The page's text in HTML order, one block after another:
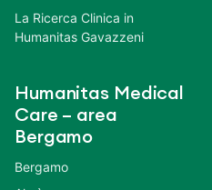
La Ricerca Clinica in
Humanitas Gavazzeni
Humanitas Medical
Care – area
Bergamo
Bergamo